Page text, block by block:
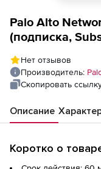
Palo Alto
(подписка,
Нет отзывов
Производитель:
Скопировать
Описание
Коротко о